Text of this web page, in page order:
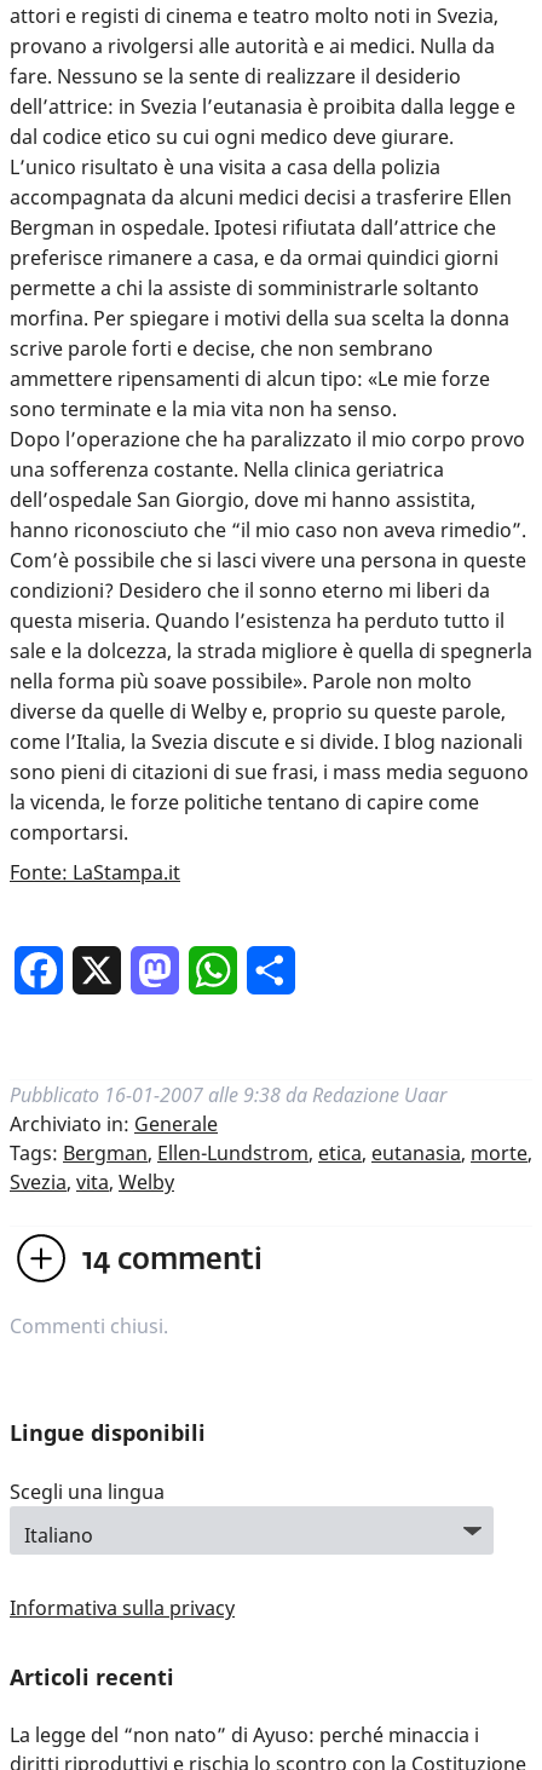
attori e registi di cinema e teatro molto noti in Svezia,
provano a rivolgersi alle autorità e ai medici. Nulla da
fare. Nessuno se la sente di realizzare il desiderio
dell’attrice: in Svezia l’eutanasia è proibita dalla legge e
dal codice etico su cui ogni medico deve giurare.
L’unico risultato è una visita a casa della polizia
accompagnata da alcuni medici decisi a trasferire Ellen
Bergman in ospedale. Ipotesi rifiutata dall’attrice che
preferisce rimanere a casa, e da ormai quindici giorni
permette a chi la assiste di somministrarle soltanto
morfina. Per spiegare i motivi della sua scelta la donna
scrive parole forti e decise, che non sembrano
ammettere ripensamenti di alcun tipo: «Le mie forze
sono terminate e la mia vita non ha senso.
Dopo l’operazione che ha paralizzato il mio corpo provo
una sofferenza costante. Nella clinica geriatrica
dell’ospedale San Giorgio, dove mi hanno assistita,
hanno riconosciuto che “il mio caso non aveva rimedio”.
Com’è possibile che si lasci vivere una persona in queste
condizioni? Desidero che il sonno eterno mi liberi da
questa miseria. Quando l’esistenza ha perduto tutto il
sale e la dolcezza, la strada migliore è quella di spegnerla
nella forma più soave possibile». Parole non molto
diverse da quelle di Welby e, proprio su queste parole,
come l’Italia, la Svezia discute e si divide. I blog nazionali
sono pieni di citazioni di sue frasi, i mass media seguono
la vicenda, le forze politiche tentano di capire come
comportarsi.
Fonte: LaStampa.it
Facebook MastodonWhatsApp
Pubblicato 16-01-2007 alle 9:38 da Redazione Uaar
Archiviato in: Generale
Tags: Bergman, Ellen-Lundstrom, etica, eutanasia, morte,
Svezia, vita, Welby
14 commenti
Commenti chiusi.
Lingue disponibili
Scegli una lingua
Informativa sulla privacy
Articoli recenti
La legge del “non nato” di Ayuso: perché minaccia i
diritti riproduttivi e rischia lo scontro con la Costituzione